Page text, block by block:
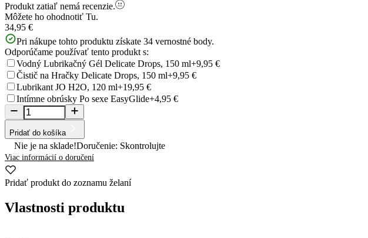
Produkt zatiaľ nemá recenzie.
Môžete ho ohodnotiť Tu.
34,95 €
Pri nákupe tohto produktu získate 34 vernostné body.
Odporúčame používať tento produkt s:
Vodný Lubrikačný Gél Delicate Drops, 150 ml+9,95 €
Čistič na Hračky Delicate Drops, 150 ml+9,95 €
Lubrikant JO H2O, 120 ml+19,95 €
Intímne obrúsky Po sexe EasyGlide+4,95 €
Pridať do košíka
Nie je na sklade!Doručenie: Skontrolujte
Viac informácií o doručení
Pridať produkt do zoznamu želaní
Vlastnosti produktu